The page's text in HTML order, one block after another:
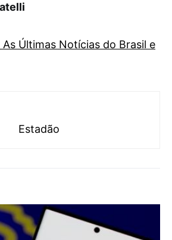
Últimas Notícias do Brasil e
Estadão